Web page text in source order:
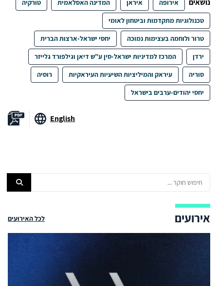
נושאים אירופה איראן המדינה האסלאמית טורקיה
טכנולוגיות מתקדמות וביטחון לאומי
טרור ולוחמה בעצימות נמוכה יחסי ישראל-ארצות הברית
ירדן המרכז למדיניות ישראל-סין ע"ש דיאן וגילפורד גלייזר
סוריה עיראק והמיליציות השיעיות העיראקיות רוסיה
יחסי יהודים-ערבים בישראל
English
אירועים לכל האירועים